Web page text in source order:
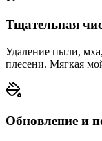
Тщательная
Удаление пыли,
плесени. Мягкая
Обновление и